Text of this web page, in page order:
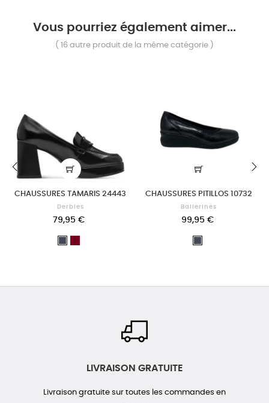
Vous pourriez également aimer...
( 16 autre produit de la même catégorie )
CHAUSSURES TAMARIS 24443
Derbies
79,95 €
CHAUSSURES PITILLOS 10732
Ballerines
99,95 €
‹
LIVRAISON GRATUITE
Livraison gratuite sur toutes les commandes en